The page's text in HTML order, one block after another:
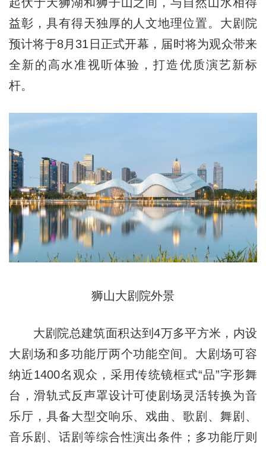
益彰，具有得天独厚的人文地理位置。大剧院
预计将于8月31日正式开幕，届时将为观众带来
全新的高水准视听体验，打造优质演艺新标
杆。
狮山大剧院外景
大剧院总建筑面积达到4万多平方米，内设
大剧场和多功能厅两个功能空间。大剧场可容
纳近1400名观众，采用传统镜框式“品”字形舞
台，滑轨式反声罩设计可使剧场灵活转换为音
乐厅，具备大型交响乐、戏曲、歌剧、舞剧、
音乐剧、话剧等综合性演出条件；多功能厅则